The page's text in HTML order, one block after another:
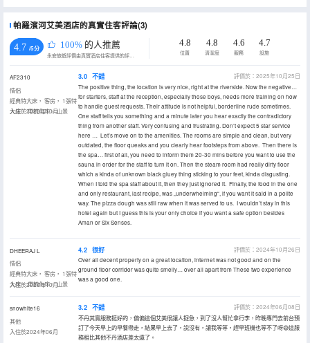
帕羅濱河艾美酒店的真實住客評論(3)
4.7 /5分 100% 的人推薦
永安旅遊評價由真實酒店住客提供的評價。
4.8
位置
4.8
清潔度
4.6
服務
4.7
設施
AF2310
情侶
經典特大床， 客房， 1張特
大床， 帶梳化床， 山景
入住於2025年10月
3.0 不錯
評價於：2025年10月25日
The positive thing, the location is very nice, right at the riverside. Now the negative…
for starters, staff at the reception, especially those boys, needs more training on how
to handle guest requests. Their attitude is not helpful, borderline rude sometimes.
One staff tells you something and a minute later you hear exactly the contradictory
thing from another staff. Very confusing and frustrating. Don’t expect 5 star service
here … Let’s move on to the amenities. The rooms are simple and clean, but very
outdated, the floor queaks and you clearly hear footsteps from above. Then there is
the spa… first of all, you need to inform them 20-30 mins before you want to use the
sauna in order for the staff to turn it on. Then the steam room had really dirty floor
which a kinda of unknown black gluey thing sticking to your feet, kinda disgusting.
When I told the spa staff about it, then they just ignored it. Finally, the food in the one
and only restaurant, last recipe, was „underwhelming“, if you want it said in a polite
way. The pizza dough was still raw when it was served to us. I wouldn’t stay in this
hotel again but I guess this is your only choice if you want a safe option besides
Aman or Six Senses.
DHEERAJ L
情侶
經典特大床， 客房， 1張特
大床， 帶梳化床， 山景
入住於2024年10月
4.2 很好
評價於：2024年10月26日
Over all decent property on a great location, internet was not good and on the
ground floor corridor was quite smelly… over all apart from These two experience
was a good one.
snowhite16
其他
入住於2024年06月
3.2 不錯
評價於：2024年06月08日
不丹其實服務挺好的，偏偏這個艾美很讓人捉急，到了沒人幫忙拿行李，昨晚專門去前台預
訂了今天早上的早餐帶走，結果早上去了，説沒有，讓我等等，趕早班機也等不了呀😅這服
務相比其他不丹酒店差太遠了。